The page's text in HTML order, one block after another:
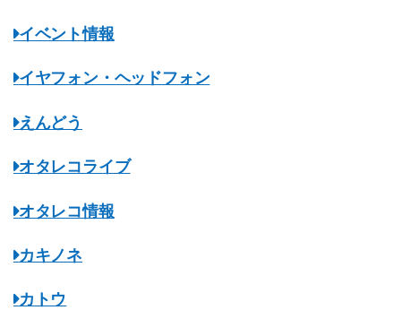
イベント情報
イヤフォン・ヘッドフォン
えんどう
オタレコライブ
オタレコ情報
カキノネ
カトウ